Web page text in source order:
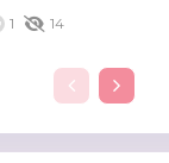
1 14